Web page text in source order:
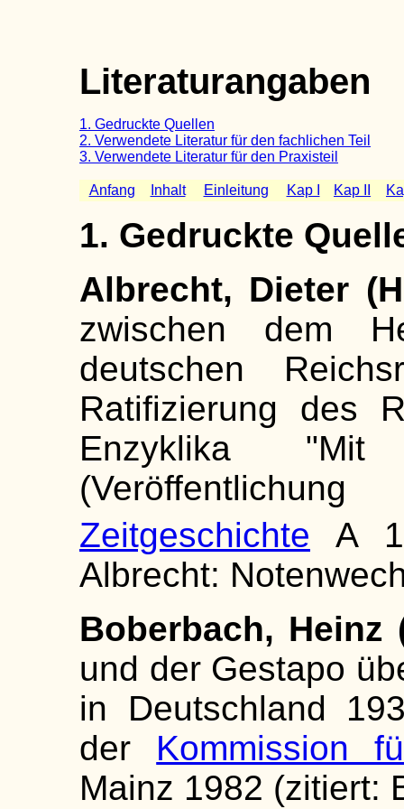
Literaturangaben
1. Gedruckte Quellen
2. Verwendete Literatur für den fachlichen Teil
3. Verwendete Literatur für den Praxisteil
Anfang Inhalt Einleitung Kap I Kap II
1. Gedruckte
Albrecht, Dieter
zwischen dem
deutschen
Ratifizierung des
Enzyklika "Mit
Zeitgeschichte A
Albrecht:
Boberbach, Heinz
und der Gestapo
in Deutschland
der Kommission
Mainz 1982 (zitiert: